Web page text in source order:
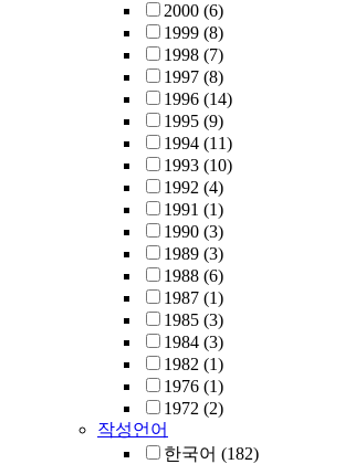
2000 (6)
1999 (8)
1998 (7)
1997 (8)
1996 (14)
1995 (9)
1994 (11)
1993 (10)
1992 (4)
1991 (1)
1990 (3)
1989 (3)
1988 (6)
1987 (1)
1985 (3)
1984 (3)
1982 (1)
1976 (1)
1972 (2)
작성언어
한국어 (182)